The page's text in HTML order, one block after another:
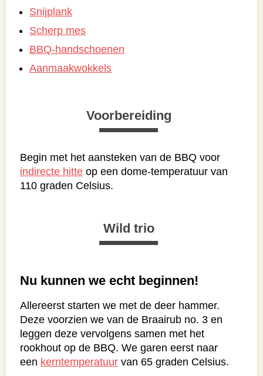
Snijplank
Scherp mes
BBQ-handschoenen
Aanmaakwokkels
Voorbereiding
Begin met het aansteken van de BBQ voor
indirecte hitte op een dome-temperatuur van
110 graden Celsius.
Wild trio
Nu kunnen we echt beginnen!
Allereerst starten we met de deer hammer.
Deze voorzien we van de Braairub no. 3 en
leggen deze vervolgens samen met het
rookhout op de BBQ. We garen eerst naar
een kerntemperatuur van 65 graden Celsius.